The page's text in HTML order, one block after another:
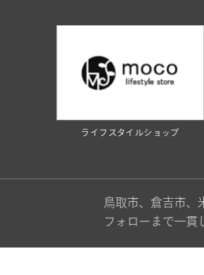
ライフスタイルショップ
鳥取市、倉吉市、
フォローまで一貫